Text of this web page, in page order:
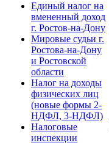
Единый налог на
вмененный доход
г. Ростов-на-Дону
Мировые судьи г.
Ростова-на-Дону
и Ростовской
области
Налог на доходы
физических лиц
(новые формы 2-
НДФЛ, 3-НДФЛ)
Налоговые
инспекции